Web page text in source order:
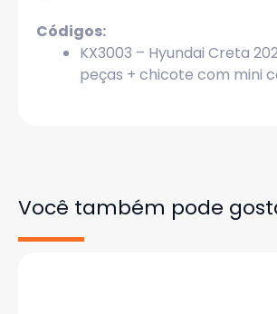
Códigos:
KX3003 – Hyundai Creta
peças + chicote com mini
Você também pode